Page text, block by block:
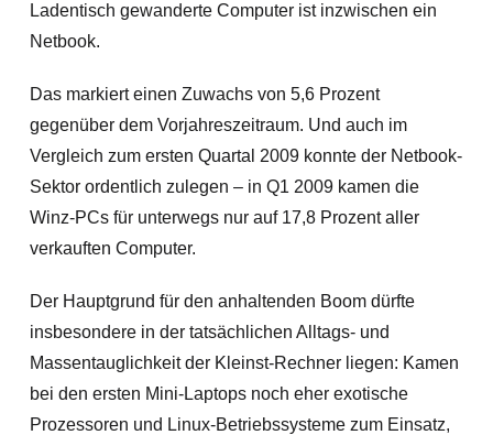
Ladentisch gewanderte Computer ist inzwischen ein
Netbook.
Das markiert einen Zuwachs von 5,6 Prozent
gegenüber dem Vorjahreszeitraum. Und auch im
Vergleich zum ersten Quartal 2009 konnte der Netbook-
Sektor ordentlich zulegen – in Q1 2009 kamen die
Winz-PCs für unterwegs nur auf 17,8 Prozent aller
verkauften Computer.
Der Hauptgrund für den anhaltenden Boom dürfte
insbesondere in der tatsächlichen Alltags- und
Massentauglichkeit der Kleinst-Rechner liegen: Kamen
bei den ersten Mini-Laptops noch eher exotische
Prozessoren und Linux-Betriebssysteme zum Einsatz,